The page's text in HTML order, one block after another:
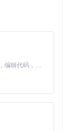
。建议重启系
行库列表。
运行库条目。
，满足不同场
Claude Code 的开源替代方案。连接任意大模型，编辑代码，运行命令，自动验证 — 全自动执行。用 Rust 构建，极致性能。 ｜ An open-source alternative to Claude Code. Connect any LLM, edit code, run commands, and verify changes — autonomously. Built in Rust for speed. Get Started